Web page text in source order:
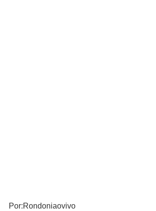
Por:Rondoniaovivo